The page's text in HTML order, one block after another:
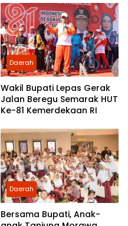
Morawa
Daerah
Wakil Bupati Lepas Gerak
Jalan Beregu Semarak HUT
Ke-81 Kemerdekaan RI
Daerah
Bersama Bupati, Anak-